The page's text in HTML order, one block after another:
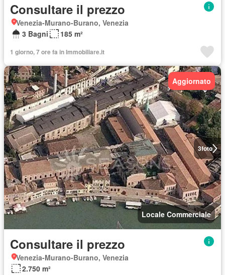
Consultare il prezzo
Venezia-Murano-Burano, Venezia
3 Bagni
185 m²
1 giorno, 7 ore fa in Immobiliare.it
3foto
Aggiornato
Locale Commerciale
Consultare il prezzo
Venezia-Murano-Burano, Venezia
2.750 m²